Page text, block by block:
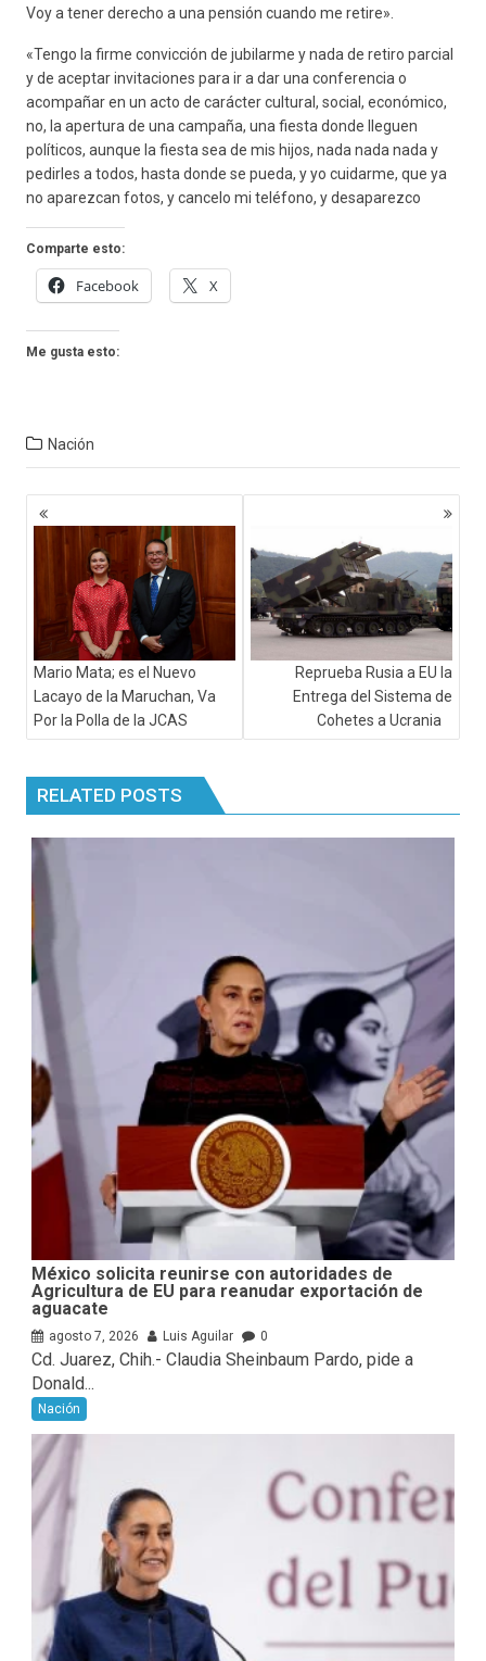
Voy a tener derecho a una pensión cuando me retire».
«Tengo la firme convicción de jubilarme y nada de retiro parcial
y de aceptar invitaciones para ir a dar una conferencia o
acompañar en un acto de carácter cultural, social, económico,
no, la apertura de una campaña, una fiesta donde lleguen
políticos, aunque la fiesta sea de mis hijos, nada nada nada y
pedirles a todos, hasta donde se pueda, y yo cuidarme, que ya
no aparezcan fotos, y cancelo mi teléfono, y desaparezco
Comparte esto:
Facebook X
Me gusta esto:
Nación
Navegación
de
entradas
Mario Mata; es el Nuevo
Lacayo de la Maruchan, Va
Por la Polla de la JCAS
Reprueba Rusia a EU la
Entrega del Sistema de
Cohetes a Ucrania
RELATED POSTS
México solicita reunirse con autoridades de
Agricultura de EU para reanudar exportación de
aguacate
agosto 7, 2026 Luis Aguilar 0
Cd. Juarez, Chih.- Claudia Sheinbaum Pardo, pide a
Donald...
Nación